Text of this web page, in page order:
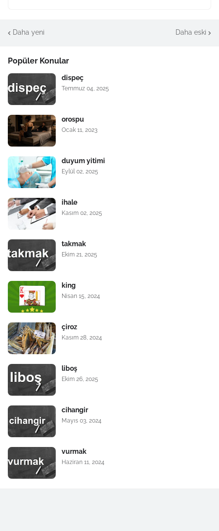
Daha yeni Daha eski
Popüler Konular
dispeç
Temmuz 04, 2025
orospu
Ocak 11, 2023
duyum yitimi
Eylül 02, 2025
ihale
Kasım 02, 2025
takmak
Ekim 21, 2025
king
Nisan 15, 2024
çiroz
Kasım 28, 2024
liboş
Ekim 26, 2025
cihangir
Mayıs 03, 2024
vurmak
Haziran 11, 2024